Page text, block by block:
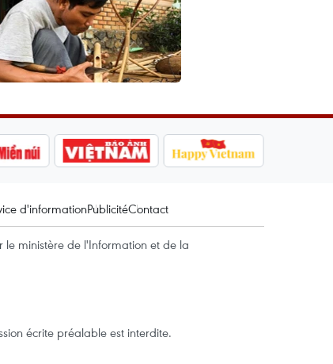
d'informationPublicitéContact
le ministère de l'Information et de la
écrite préalable est interdite.